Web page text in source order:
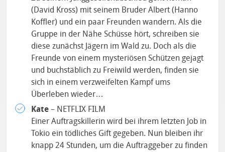
(David Kross) mit seinem Bruder Albert (Hanno
Koffler) und ein paar Freunden wandern. Als die
Gruppe in der Nähe Schüsse hört, schreiben sie
diese zunächst Jägern im Wald zu. Doch als die
Freunde von einem mysteriösen Schützen gejagt
und buchstäblich zu Freiwild werden, finden sie
sich in einem verzweifelten Kampf ums
Überleben wieder…
Kate – NETFLIX FILM
Einer Auftragskillerin wird bei ihrem letzten Job in
Tokio ein tödliches Gift gegeben. Nun bleiben ihr
knapp 24 Stunden, um die Auftraggeber zu finden